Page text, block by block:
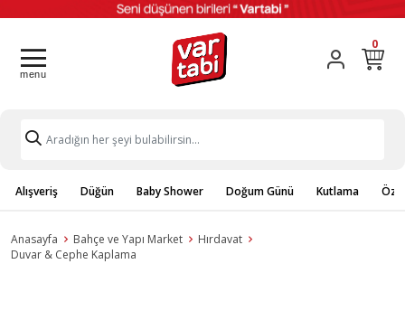
0
Alışveriş Düğün Baby Shower Doğum Günü Kutlama
Anasayfa Bahçe ve Yapı Market
Hırdavat
Duvar & Cephe Kaplama